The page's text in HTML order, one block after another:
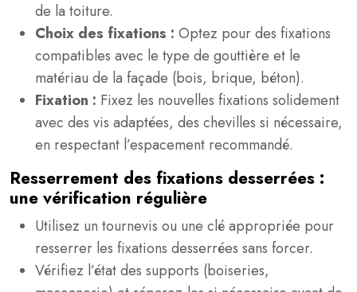
de la toiture.
Choix des fixations : Optez pour des fixations
compatibles avec le type de gouttière et le
matériau de la façade (bois, brique, béton).
Fixation : Fixez les nouvelles fixations solidement
avec des vis adaptées, des chevilles si nécessaire,
en respectant l’espacement recommandé.
Resserrement des fixations desserrées :
une vérification régulière
Utilisez un tournevis ou une clé appropriée pour
resserrer les fixations desserrées sans forcer.
Vérifiez l’état des supports (boiseries,